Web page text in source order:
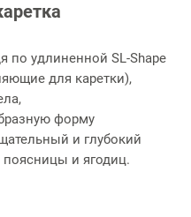
по удлиненной SL-Shape
для каретки),
форму
и глубокий
и ягодиц.